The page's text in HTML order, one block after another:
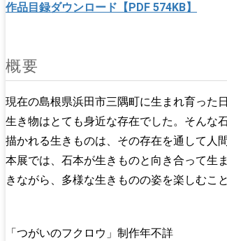
作品目録ダウンロード【PDF 574KB】
概要
現在の島根県浜田市三隅町に生まれ育った
生き物はとても身近な存在でした。そんな
描かれる生きものは、その存在を通して人
本展では、石本が生きものと向き合って生
きながら、多様な生きものの姿を楽しむこ
「つがいのフクロウ」制作年不詳